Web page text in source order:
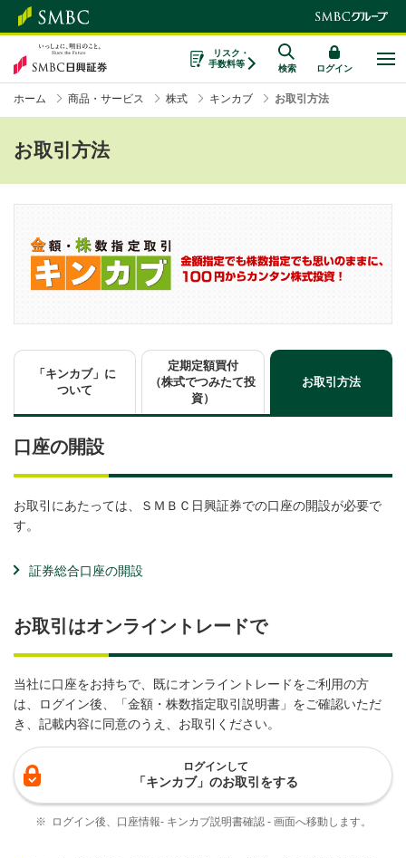
リスク・
手数料等
検索 ログイン
ホーム 商品・サービス 株式 キンカブ お取引方法
お取引方法
「キンカブ」に
ついて
定期定額買付
（株式でつみたて投
資）
お取引方法
口座の開設
お取引にあたっては、ＳＭＢＣ日興証券での口座の開設が必要で
す。
証券総合口座の開設
お取引はオンライントレードで
当社に口座をお持ちで、既にオンライントレードをご利用の方
は、ログイン後、「金額・株数指定取引説明書」をご確認いただ
き、記載内容に同意のうえ、お取引ください。
ログインして
「キンカブ」のお取引をする
※ ログイン後、口座情報- キンカブ説明書確認 - 画面へ移動します。